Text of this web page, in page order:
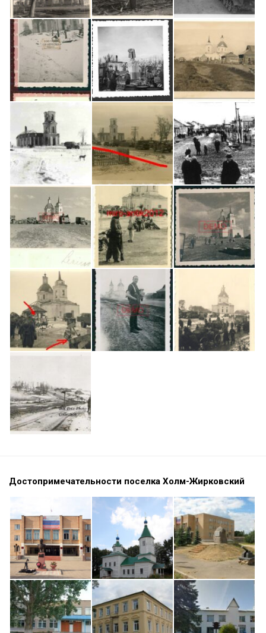
Достопримечательности поселка Холм-Жирковский